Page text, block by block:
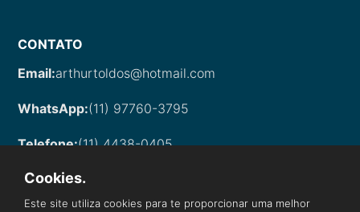
CONTATO
Email:arthurtoldos@hotmail.com
WhatsApp:(11) 97760-3795
Telefone:(11) 4438-0405
Cookies.
Este site utiliza cookies para te proporcionar uma melhor